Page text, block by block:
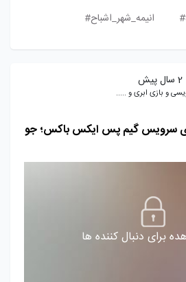
انیمه_شهر_اشباح#
2 سال پیش
و بازی ابری و .....
سرویس گیم پس ایکس باکس؛ جو
برای دنبال کننده ها